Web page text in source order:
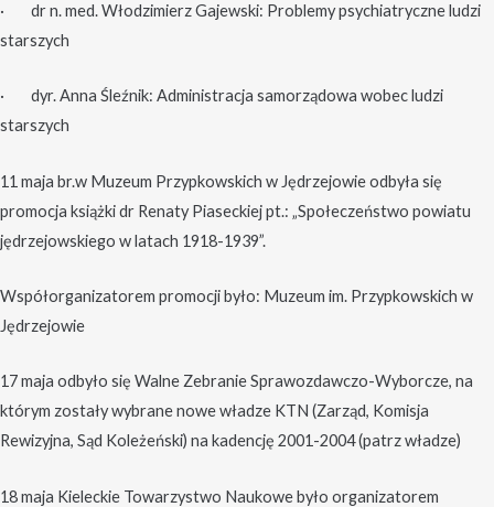
· dr n. med. Włodzimierz Gajewski: Problemy psychiatryczne ludzi
starszych
· dyr. Anna Śleźnik: Administracja samorządowa wobec ludzi
starszych
11 maja br.w Muzeum Przypkowskich w Jędrzejowie odbyła się
promocja książki dr Renaty Piaseckiej pt.: „Społeczeństwo powiatu
jędrzejowskiego w latach 1918-1939”.
Współorganizatorem promocji było: Muzeum im. Przypkowskich w
Jędrzejowie
17 maja odbyło się Walne Zebranie Sprawozdawczo-Wyborcze, na
którym zostały wybrane nowe władze KTN (Zarząd, Komisja
Rewizyjna, Sąd Koleżeński) na kadencję 2001-2004 (patrz władze)
18 maja Kieleckie Towarzystwo Naukowe było organizatorem